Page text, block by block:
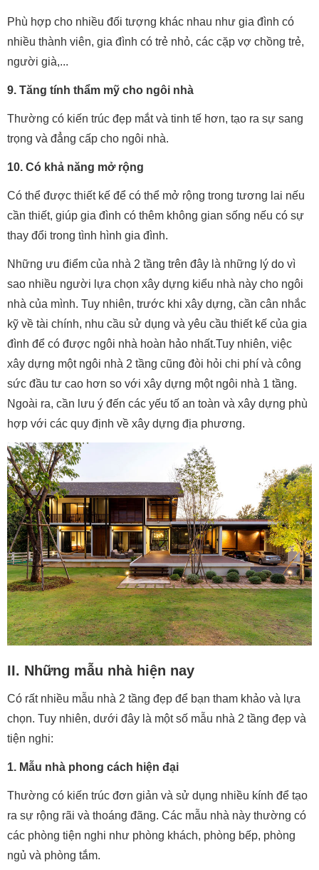
Phù hợp cho nhiều đối tượng khác nhau như gia đình có
nhiều thành viên, gia đình có trẻ nhỏ, các cặp vợ chồng trẻ,
người già,...
9. Tăng tính thẩm mỹ cho ngôi nhà
Thường có kiến trúc đẹp mắt và tinh tế hơn, tạo ra sự sang
trọng và đẳng cấp cho ngôi nhà.
10. Có khả năng mở rộng
Có thể được thiết kế để có thể mở rộng trong tương lai nếu
cần thiết, giúp gia đình có thêm không gian sống nếu có sự
thay đổi trong tình hình gia đình.
Những ưu điểm của nhà 2 tầng trên đây là những lý do vì
sao nhiều người lựa chọn xây dựng kiểu nhà này cho ngôi
nhà của mình. Tuy nhiên, trước khi xây dựng, cần cân nhắc
kỹ về tài chính, nhu cầu sử dụng và yêu cầu thiết kế của gia
đình để có được ngôi nhà hoàn hảo nhất.Tuy nhiên, việc
xây dựng một ngôi nhà 2 tầng cũng đòi hỏi chi phí và công
sức đầu tư cao hơn so với xây dựng một ngôi nhà 1 tầng.
Ngoài ra, cần lưu ý đến các yếu tố an toàn và xây dựng phù
hợp với các quy định về xây dựng địa phương.
II. Những mẫu nhà hiện nay
Có rất nhiều mẫu nhà 2 tầng đẹp để bạn tham khảo và lựa
chọn. Tuy nhiên, dưới đây là một số mẫu nhà 2 tầng đẹp và
tiện nghi:
1. Mẫu nhà phong cách hiện đại
Thường có kiến trúc đơn giản và sử dụng nhiều kính để tạo
ra sự rộng rãi và thoáng đãng. Các mẫu nhà này thường có
các phòng tiện nghi như phòng khách, phòng bếp, phòng
ngủ và phòng tắm.